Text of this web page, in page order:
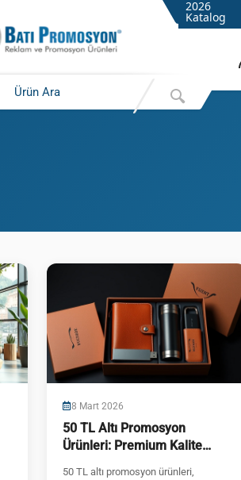
2026
Katalog
8 Mart 2026
50 TL Altı Promosyon
Ürünleri: Premium Kalite
50 TL altı promosyon ürünleri,